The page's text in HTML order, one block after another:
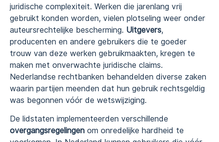
juridische complexiteit. Werken die jarenlang vrij
gebruikt konden worden, vielen plotseling weer onder
auteursrechtelijke bescherming. Uitgevers,
producenten en andere gebruikers die te goeder
trouw van deze werken gebruikmaakten, kregen te
maken met onverwachte juridische claims.
Nederlandse rechtbanken behandelden diverse zaken
waarin partijen meenden dat hun gebruik rechtsgeldig
was begonnen vóór de wetswijziging.
De lidstaten implementeerden verschillende
overgangsregelingen om onredelijke hardheid te